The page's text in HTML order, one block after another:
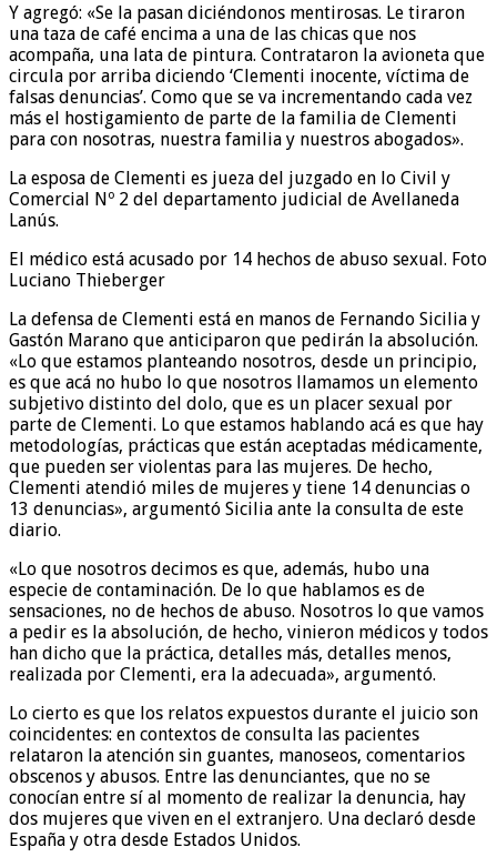
Y agregó: «Se la pasan diciéndonos mentirosas. Le tiraron
una taza de café encima a una de las chicas que nos
acompaña, una lata de pintura. Contrataron la avioneta que
circula por arriba diciendo ‘Clementi inocente, víctima de
falsas denuncias’. Como que se va incrementando cada vez
más el hostigamiento de parte de la familia de Clementi
para con nosotras, nuestra familia y nuestros abogados».
La esposa de Clementi es jueza del juzgado en lo Civil y
Comercial Nº 2 del departamento judicial de Avellaneda
Lanús.
El médico está acusado por 14 hechos de abuso sexual. Foto
Luciano Thieberger
La defensa de Clementi está en manos de Fernando Sicilia y
Gastón Marano que anticiparon que pedirán la absolución.
«Lo que estamos planteando nosotros, desde un principio,
es que acá no hubo lo que nosotros llamamos un elemento
subjetivo distinto del dolo, que es un placer sexual por
parte de Clementi. Lo que estamos hablando acá es que hay
metodologías, prácticas que están aceptadas médicamente,
que pueden ser violentas para las mujeres. De hecho,
Clementi atendió miles de mujeres y tiene 14 denuncias o
13 denuncias», argumentó Sicilia ante la consulta de este
diario.
«Lo que nosotros decimos es que, además, hubo una
especie de contaminación. De lo que hablamos es de
sensaciones, no de hechos de abuso. Nosotros lo que vamos
a pedir es la absolución, de hecho, vinieron médicos y todos
han dicho que la práctica, detalles más, detalles menos,
realizada por Clementi, era la adecuada», argumentó.
Lo cierto es que los relatos expuestos durante el juicio son
coincidentes: en contextos de consulta las pacientes
relataron la atención sin guantes, manoseos, comentarios
obscenos y abusos. Entre las denunciantes, que no se
conocían entre sí al momento de realizar la denuncia, hay
dos mujeres que viven en el extranjero. Una declaró desde
España y otra desde Estados Unidos.